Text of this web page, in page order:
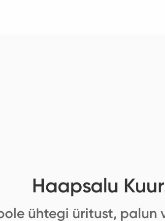
Haapsalu
ühtegi üritust, palun